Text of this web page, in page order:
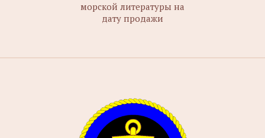
морской литературы на
дату продажи